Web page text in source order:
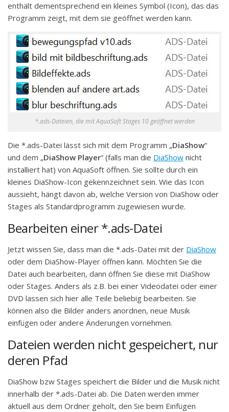
enthält dementsprechend ein kleines Symbol (Icon), das das
Programm zeigt, mit dem sie geöffnet werden kann.
*.ads-Dateien, die mit AquaSoft Stages 10 geöffnet werden
Die *.ads-Datei lässt sich mit dem Programm „DiaShow“
und dem „DiaShow Player“ (falls man die DiaShow nicht
installiert hat) von AquaSoft öffnen. Sie sollte durch ein
kleines DiaShow-Icon gekennzeichnet sein. Wie das Icon
aussieht, hängt davon ab, welche Version von DiaShow oder
Stages als Standardprogramm zugewiesen wurde.
Bearbeiten einer *.ads-Datei
Jetzt wissen Sie, dass man die *.ads-Datei mit der DiaShow
oder dem DiaShow-Player öffnen kann. Möchten Sie die
Datei auch bearbeiten, dann öffnen Sie diese mit DiaShow
oder Stages. Anders als z.B. bei einer Videodatei oder einer
DVD lassen sich hier alle Teile beliebig bearbeiten. Sie
können also die Bilder anders anordnen, neue Musik
einfügen oder andere Änderungen vornehmen.
Dateien werden nicht gespeichert, nur
deren Pfad
DiaShow bzw Stages speichert die Bilder und die Musik nicht
innerhalb der *.ads-Datei ab. Die Daten werden immer
aktuell aus dem Ordner geholt, den Sie beim Einfügen